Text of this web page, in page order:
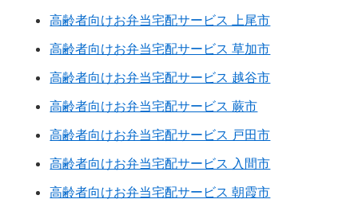
高齢者向けお弁当宅配サービス 上尾市
高齢者向けお弁当宅配サービス 草加市
高齢者向けお弁当宅配サービス 越谷市
高齢者向けお弁当宅配サービス 蕨市
高齢者向けお弁当宅配サービス 戸田市
高齢者向けお弁当宅配サービス 入間市
高齢者向けお弁当宅配サービス 朝霞市